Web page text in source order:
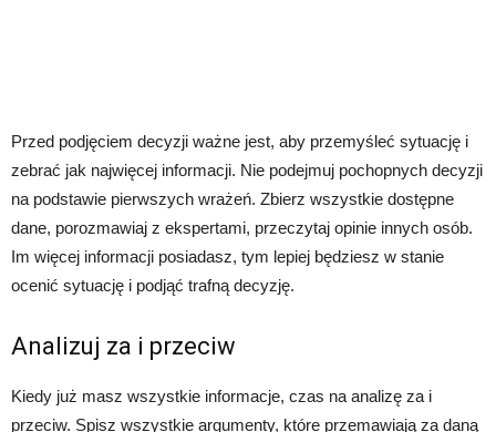
Przed podjęciem decyzji ważne jest, aby przemyśleć sytuację i
zebrać jak najwięcej informacji. Nie podejmuj pochopnych decyzji
na podstawie pierwszych wrażeń. Zbierz wszystkie dostępne
dane, porozmawiaj z ekspertami, przeczytaj opinie innych osób.
Im więcej informacji posiadasz, tym lepiej będziesz w stanie
ocenić sytuację i podjąć trafną decyzję.
Analizuj za i przeciw
Kiedy już masz wszystkie informacje, czas na analizę za i
przeciw. Spisz wszystkie argumenty, które przemawiają za daną